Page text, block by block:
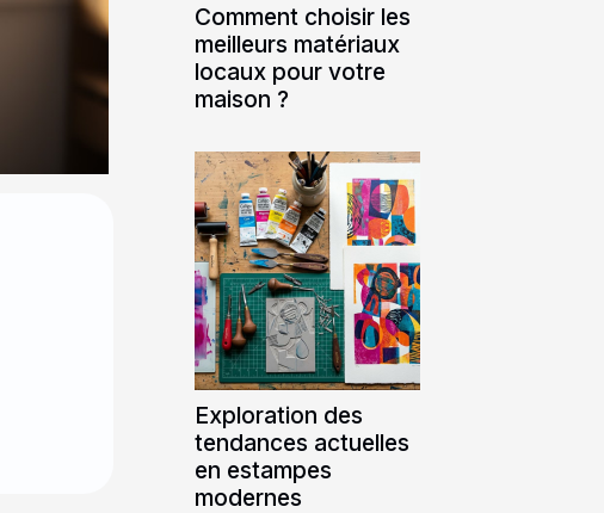
Comment choisir les
meilleurs matériaux
locaux pour votre
maison ?
Exploration des
tendances actuelles
en estampes
modernes